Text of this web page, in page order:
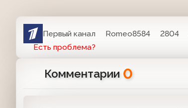
Первый канал Romeo8584 2804
Есть проблема?
Комментарии 0